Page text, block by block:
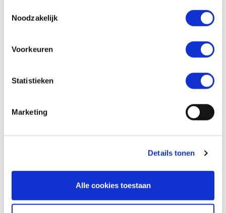
Noodzakelijk
Voorkeuren
Statistieken
Marketing
Details tonen
Alle cookies toestaan
Het Resultaat: Optimale
bereikbaarheid én 100%
privacy?